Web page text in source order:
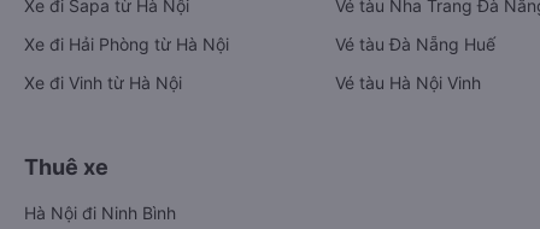
Xe đi Sapa từ Hà Nội
Xe đi Hải Phòng từ Hà Nội
Xe đi Vinh từ Hà Nội
Vé tàu Nha Trang Đà
Vé tàu Đà Nẵng Huế
Vé tàu Hà Nội Vinh
Thuê xe
Hà Nội đi Ninh Bình